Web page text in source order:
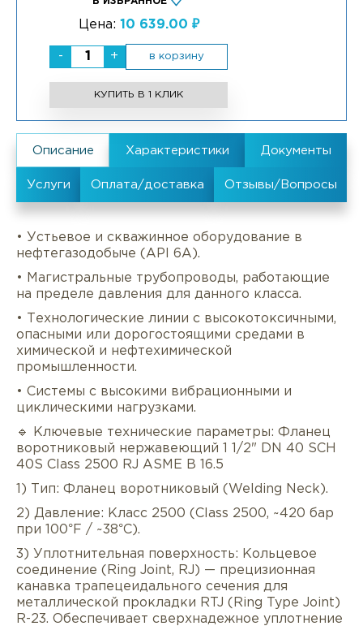
Цена: 10 639.00 ₽
- + в корзину
КУПИТЬ В 1 КЛИК
Описание Характеристики
Оплата/доставка
• Устьевое и скважинное оборудование в
нефтегазодобыче (API 6A).
• Магистральные трубопроводы, работающие
на пределе давления для данного класса.
• Технологические линии с высокотоксичными,
опасными или дорогостоящими средами в
химической и нефтехимической
промышленности.
• Системы с высокими вибрационными и
циклическими нагрузками.
🔹 Ключевые технические параметры: Фланец
воротниковый нержавеющий 1 1/2" DN 40 SCH
40S Class 2500 RJ ASME B 16.5
1) Тип: Фланец воротниковый (Welding Neck).
2) Давление: Класс 2500 (Class 2500, ~420 бар
при 100°F / ~38°C).
3) Уплотнительная поверхность: Кольцевое
соединение (Ring Joint, RJ) — прецизионная
канавка трапецеидального сечения для
металлической прокладки RTJ (Ring Type Joint)
R-23. Обеспечивает сверхнадежное уплотнение